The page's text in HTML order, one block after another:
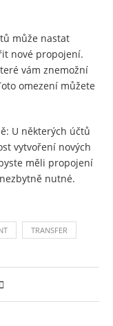
může nastat
nové propojení.
vám znemožní
omezení můžete
U některých účtů
vytvoření nových
měli propojení
nutné.
TRANSFER